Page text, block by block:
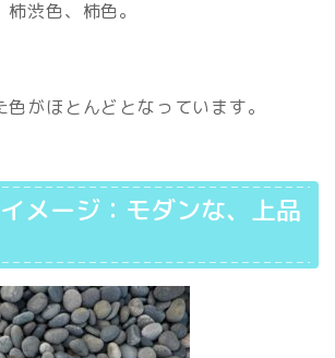
渋色、柿色。
がほとんどとなっています。
メージ：モダンな、上品